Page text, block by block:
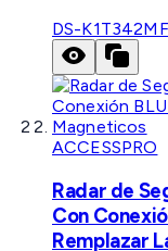
DS-
ACCESSPRO
Radar de
Con
Remplazar